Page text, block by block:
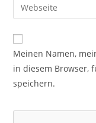
Meinen Namen,
in diesem Browser,
speichern.